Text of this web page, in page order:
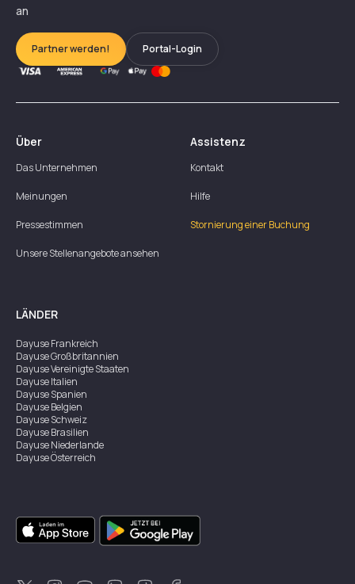
an
Partner werden! Portal-Login
Über
Das Unternehmen
Meinungen
Pressestimmen
Unsere Stellenangebote ansehen
Assistenz
Kontakt
Hilfe
Stornierung einer Buchung
LÄNDER
DayuseFrankreich
DayuseGroßbritannien
DayuseVereinigte Staaten
DayuseItalien
DayuseSpanien
DayuseBelgien
DayuseSchweiz
DayuseBrasilien
DayuseNiederlande
DayuseÖsterreich
DayuseSingapur
DayuseZweden
DayuseThailand